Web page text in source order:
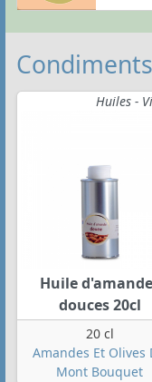
Huiles -
Huile
douces 20cl
20 cl
Amandes Et Olives
Mont Bouquet